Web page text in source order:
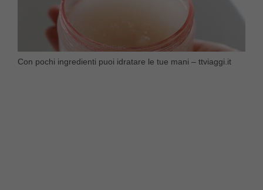
Con pochi ingredienti puoi idratare le tue mani – ttviaggi.it